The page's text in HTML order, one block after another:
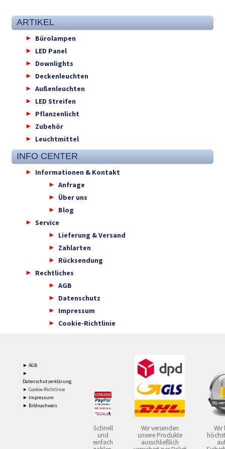
ARTIKEL
Bürolampen
LED Panel
Downlights
Deckenleuchten
Außenleuchten
LED Streifen
Pflanzenlicht
Zubehör
Leuchtmittel
INFO CENTER
Informationen & Kontakt
Anfrage
Über uns
Blog
Service
Lieferung & Versand
Zahlarten
Rücksendung
Rechtliches
AGB
Datenschutz
Impressum
Cookie-Richtlinie
► AGB
►
Datenschutzerklärung
► Cookie-Richtlinie
► Impressum
► Bildnachweis
Schnell
und
einfach
Wir versenden
unsere Produkte
ausschließlich
Wir